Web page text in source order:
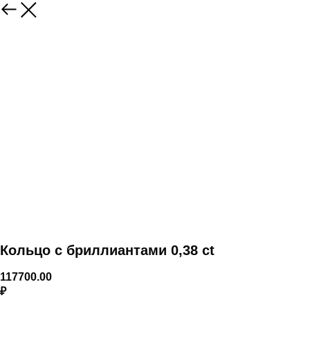
Кольцо с бриллиантами 0,38 ct
117700.00
₽